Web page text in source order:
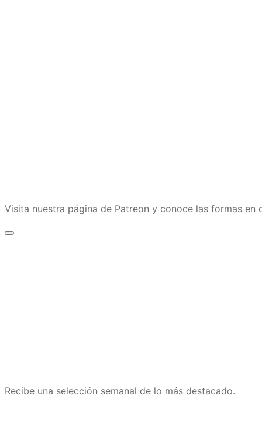
Visita nuestra página de Patreon y conoce las formas en
Recibe una selección semanal de lo más destacado.